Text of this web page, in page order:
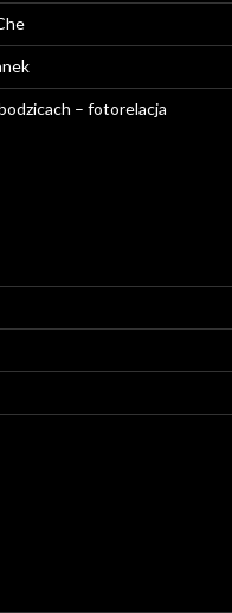
– fotorelacja